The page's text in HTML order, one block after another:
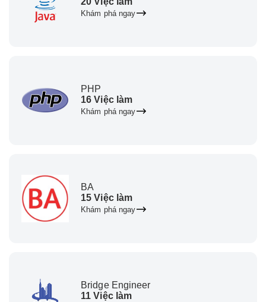
Khám phá ngay
PHP
16 Việc làm
Khám phá ngay
BA
15 Việc làm
Khám phá ngay
Bridge Engineer
11 Việc làm